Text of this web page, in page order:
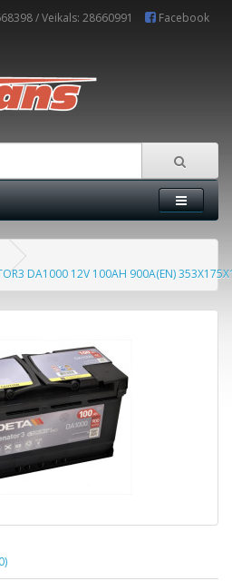
/ Veikals: 28660991 Facebook
DA1000 12V 100AH 900A(EN)